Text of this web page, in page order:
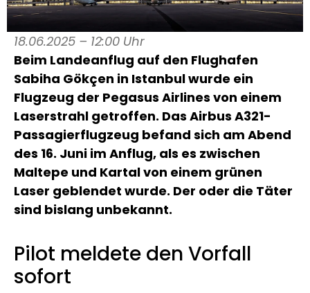
18.06.2025 – 12:00 Uhr
Beim Landeanflug auf den Flughafen
Sabiha Gökçen in Istanbul wurde ein
Flugzeug der Pegasus Airlines von einem
Laserstrahl getroffen. Das Airbus A321-
Passagierflugzeug befand sich am Abend
des 16. Juni im Anflug, als es zwischen
Maltepe und Kartal von einem grünen
Laser geblendet wurde. Der oder die Täter
sind bislang unbekannt.
Pilot meldete den Vorfall
sofort